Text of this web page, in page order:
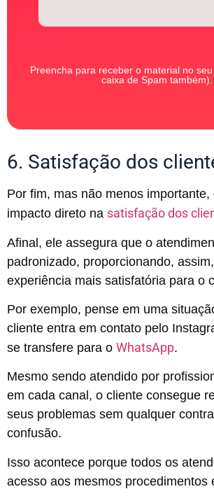
Preencha para receber o material no
caixa de Spam também).
6. Satisfação dos
Por fim, mas não menos importante,
impacto direto na satisfação dos
Afinal, ele assegura que o
padronizado, proporcionando,
experiência mais satisfatória para o
Por exemplo, pense em uma
cliente entra em contato pelo
se transfere para o WhatsApp.
Mesmo sendo atendido por
em cada canal, o cliente consegue
seus problemas sem qualquer
confusão.
Isso acontece porque todos os
acesso aos mesmos procedimentos